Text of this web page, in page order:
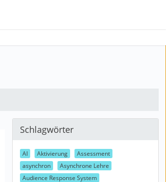
Schlagwörter
AI Aktivierung
Assessment
asynchron
Asynchrone Lehre
Audience Response System